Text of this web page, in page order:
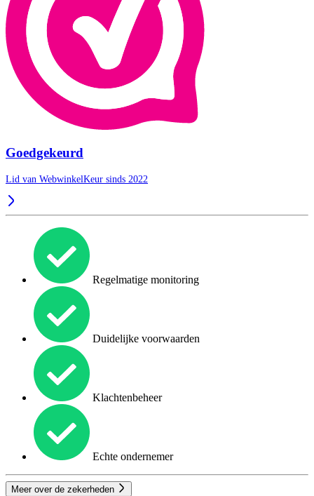
Goedgekeurd
Lid van WebwinkelKeur sinds 2022
Regelmatige monitoring
Duidelijke voorwaarden
Klachtenbeheer
Echte ondernemer
Meer over de zekerheden